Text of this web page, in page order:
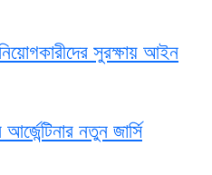
সুরক্ষায় আইন
নতুন জার্সি